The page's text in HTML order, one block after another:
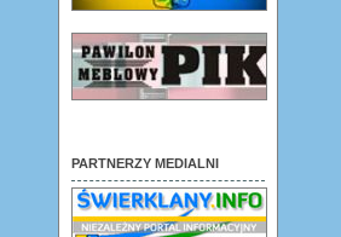
PARTNERZY MEDIALNI